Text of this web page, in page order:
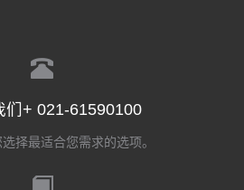
们+ 021-61590100
择最适合您需求的选项。